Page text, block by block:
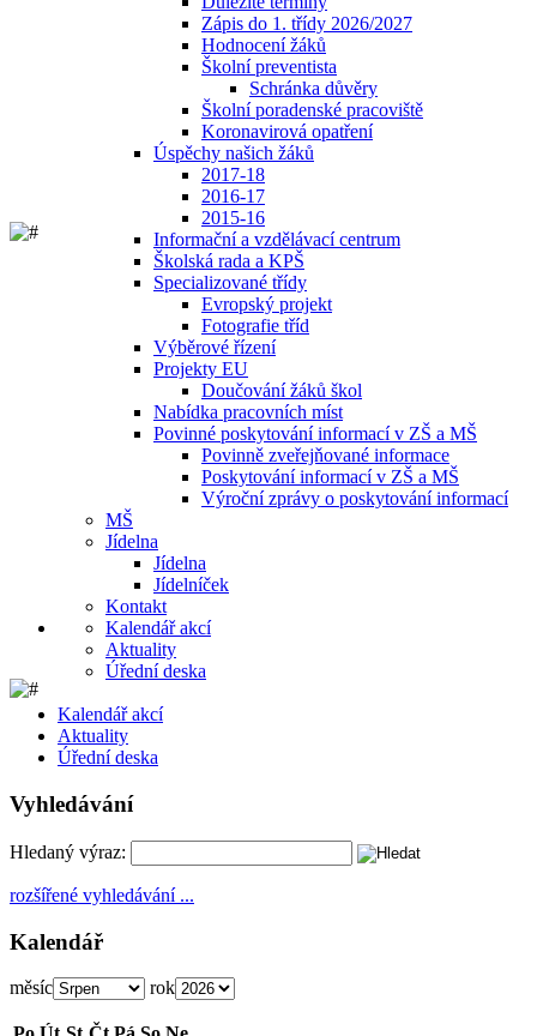
Zápis do 1. třídy 2026/2027
Hodnocení žáků
Školní preventista
Schránka důvěry
Školní poradenské pracoviště
Koronavirová opatření
Úspěchy našich žáků
2017-18
2016-17
2015-16
Informační a vzdělávací centrum
Školská rada a KPŠ
Specializované třídy
Evropský projekt
Fotografie tříd
Výběrové řízení
Projekty EU
Doučování žáků škol
Nabídka pracovních míst
Povinné poskytování informací v ZŠ a MŠ
Povinně zveřejňované informace
Poskytování informací v ZŠ a MŠ
Výroční zprávy o poskytování informací
MŠ
Jídelna
Jídelna
Jídelníček
Kontakt
Kalendář akcí
Aktuality
Úřední deska
Kalendář akcí
Aktuality
Úřední deska
Vyhledávání
Hledaný výraz:
rozšířené vyhledávání ...
Kalendář
měsíc rok